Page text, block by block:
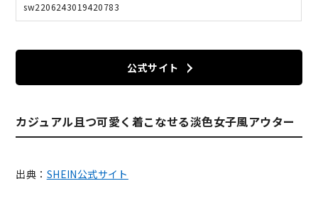
sw2206243019420783
公式サイト
カジュアル且つ可愛く着こなせる淡色女子風アウター
出典： SHEIN公式サイト